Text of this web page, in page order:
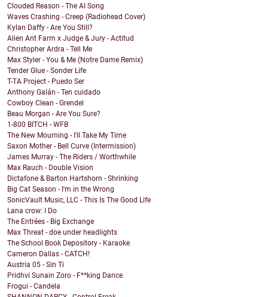
Clouded Reason - The AI Song
Waves Crashing - Creep (Radiohead Cover)
Kylan Daffy - Are You Still?
Alien Ant Farm x Judge & Jury - Actitud
Christopher Ardra - Tell Me
Max Styler - You & Me (Notre Dame Remix)
Tender Glue - Sonder Life
T-TA Project - Puedo Ser
Anthony Galán - Ten cuidado
Cowboy Clean - Grendel
Beau Morgan - Are You Sure?
1-800 BITCH - WFB
The New Mourning - I'll Take My Time
Saxon Mother - Bell Curve (Intermission)
James Murray - The Riders / Worthwhile
Max Rauch - Double Vision
Dictafone & Barton Hartshorn - Shrinking
Big Cat Season - I'm in the Wrong
SonicVault Music, LLC - This Is The Good Life
Lana crow: I Do
The Entrées - Big Exchange
Max Threat - doe under headlights
The School Book Depository - Karaoke
Cameron Dallas - CATCH!
Austria 05 - Sin Ti
Pridhvi Sunain Zoro - F**king Dance
Frogui - Candela